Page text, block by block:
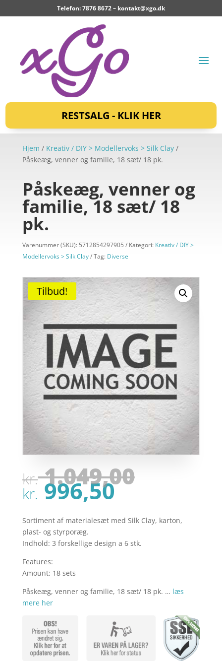
Telefon: 7876 8672 – kontakt@xgo.dk
RESTSALG - KLIK HER
Hjem / Kreativ / DIY > Modellervoks > Silk Clay/
Påskeæg, venner og familie, 18 sæt/ 18 pk.
Påskeæg, venner og
familie, 18 sæt/ 18
pk.
Varenummer (SKU): 5712854297905 Kategori: Kreativ / DIY >
Modellervoks > Silk Clay
Tag: Diverse
Tilbud!
kr.1.049,00Den
var:
kr.
kr.996,50Den
pris
er:
kr.
Sortiment af materialesæt med Silk Clay, karton,
plast- og styrporæg.
Indhold: 3 forskellige design a 6 stk.
Features:
Amount: 18 sets
Påskeæg, venner og familie, 18 sæt/ 18 pk. … læs
mere her